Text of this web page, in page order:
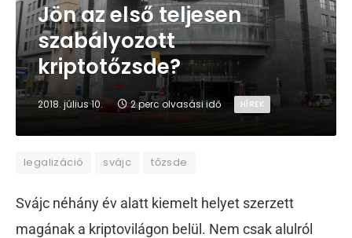
Jön az első teljesen
szabályozott
kriptotőzsde?
2018. július 10. 2 perc olvasási idő HÍREK
legalizáció svájc tőzsde
Svájc néhány év alatt kiemelt helyet szerzett
magának a kriptovilágon belül. Nem csak alulról